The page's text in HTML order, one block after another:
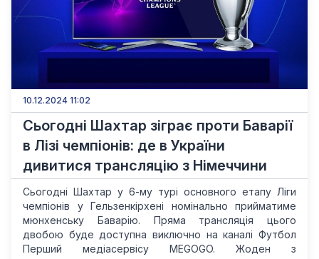
10.12.2024 11:02
Сьогодні Шахтар зіграє проти Баварії
в Лізі чемпіонів: де в України
дивитися трансляцію з Німеччини
Сьогодні Шахтар у 6-му турі основного етапу Ліги
чемпіонів у Гельзенкірхені номінально прийматиме
мюнхенську Баварію. Пряма трансляція цього
двобою буде доступна виключно на каналі Футбол
Перший медіасервісу MEGOGO. Жоден з